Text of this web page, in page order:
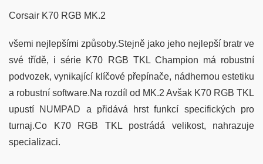
Corsair K70 RGB MK.2
všemi nejlepšími způsoby.Stejně jako jeho nejlepší bratr ve
své třídě, i série K70 RGB TKL Champion má robustní
podvozek, vynikající klíčové přepínače, nádhernou estetiku
a robustní software.Na rozdíl od MK.2 Avšak K70 RGB TKL
upustí NUMPAD a přidává hrst funkcí specifických pro
turnaj.Co K70 RGB TKL postrádá velikost, nahrazuje
specializaci.